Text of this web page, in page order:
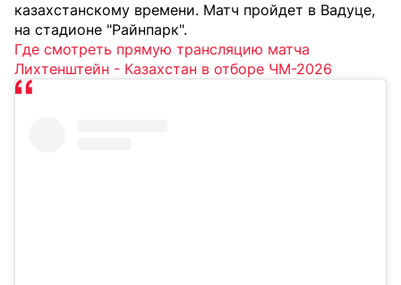
казахстанскому времени. Матч пройдет в Вадуце,
на стадионе "Райнпарк".
Где смотреть прямую трансляцию матча
Лихтенштейн - Казахстан в отборе ЧМ-2026